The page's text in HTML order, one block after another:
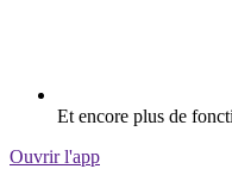
Et encore plus de
Ouvrir l'app